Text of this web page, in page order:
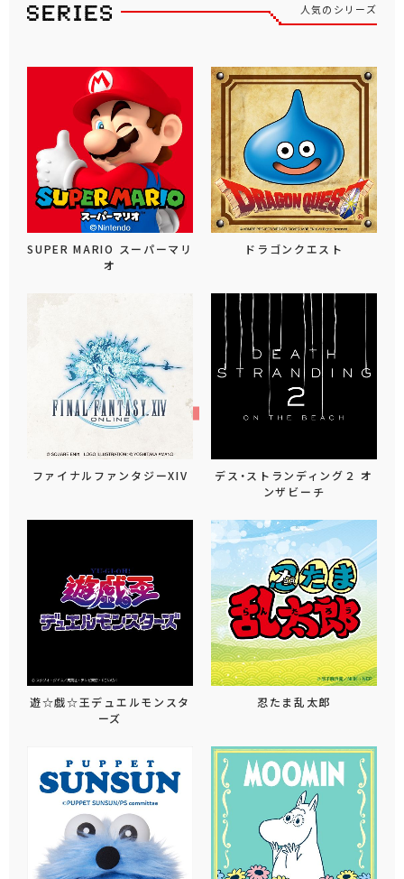
人気のシリーズ
SUPER MARIO スーパーマリ
オ
ドラゴンクエスト
ファイナルファンタジーXIV
デス・ストランディング２ オ
ンザビーチ
遊☆戯☆王デュエルモンスタ
ーズ
忍たま乱太郎